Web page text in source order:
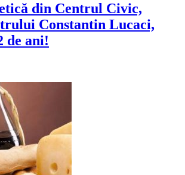
din Centrul Civic,
Constantin Lucaci,
de ani!